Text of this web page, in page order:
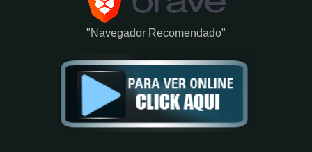
"Navegador Recomendado"